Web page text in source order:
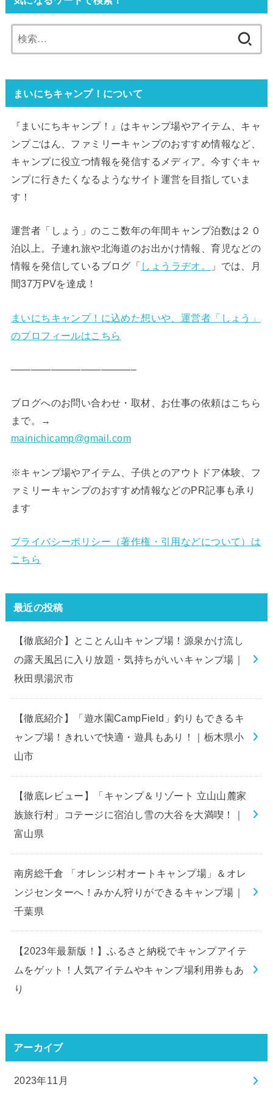
索:
まいにちキャンプ！について
『まいにちキャンプ！』はキャンプ場やアイテム、キャ
ンプごはん、ファミリーキャンプのおすすめ情報など、
キャンプに役立つ情報を発信するメディア。今すぐキャ
ンプに行きたくなるようなサイト運営を目指していま
す！
運営者「しょう」のここ数年の年間キャンプ泊数は２０
泊以上。子連れ旅や北海道のお出かけ情報、育児などの
情報を発信しているブログ「 しょうラヂオ。
」では、月
間37万PVを達成！
まいにちキャンプ！に込めた想いや、運営者「しょう」
のプロフィールはこちら
————————————–
ブログへのお問い合わせ・取材、お仕事の依頼はこちら
まで。→
mainichicamp@gmail.com
※キャンプ場やアイテム、子供とのアウトドア体験、フ
ァミリーキャンプのおすすめ情報などのPR記事も承り
ます
プライバシーポリシー（著作権・引用などについて）は
こちら
最近の投稿
【徹底紹介】とことん山キャンプ場！源泉かけ流し
の露天風呂に入り放題・気持ちがいいキャンプ場｜
秋田県湯沢市
【徹底紹介】「遊水園CampField」釣りもできるキ
ャンプ場！きれいで快適・遊具もあり！｜栃木県小
山市
【徹底レビュー】「キャンプ＆リゾート 立山山麓家
族旅行村」コテージに宿泊し雪の大谷を大満喫！｜
富山県
南房総千倉 「オレンジ村オートキャンプ場」＆オレ
ンジセンターへ！みかん狩りができるキャンプ場｜
千葉県
【2023年最新版！】ふるさと納税でキャンプアイテ
ムをゲット！人気アイテムやキャンプ場利用券もあ
り
アーカイブ
2023年11月